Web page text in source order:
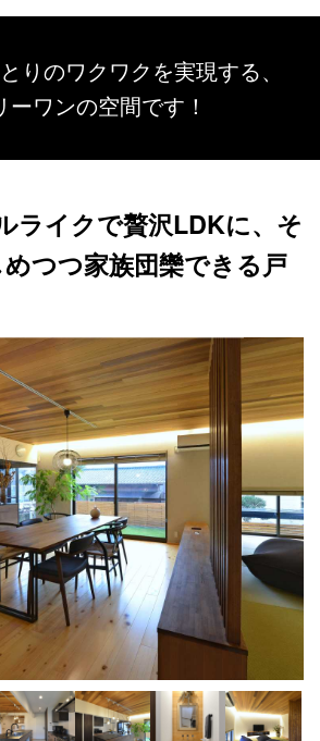
りのワクワクを実現する、
ーワンの空間です！
ライクで贅沢LDKに、そ
つつ家族団欒できる戸